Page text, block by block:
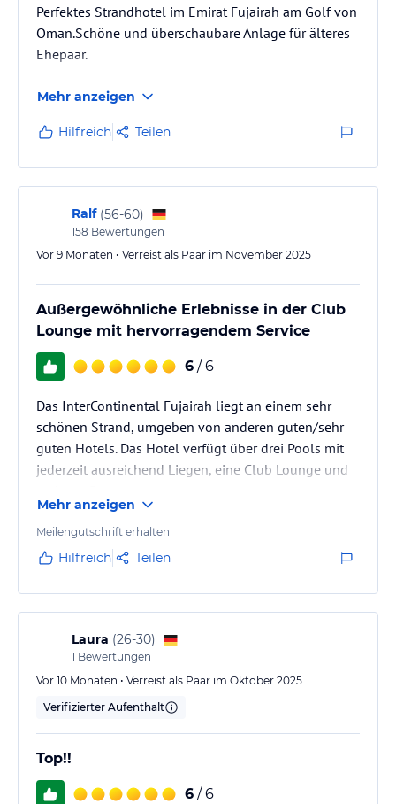
Perfektes Strandhotel im Emirat Fujairah am Golf von
Oman.Schöne und überschaubare Anlage für älteres
Ehepaar.
Mehr anzeigen
Hilfreich Teilen
Ralf (56-60)
158 Bewertungen
Vor 9 Monaten • Verreist als Paar im November 2025
Außergewöhnliche Erlebnisse in der Club
Lounge mit hervorragendem Service
6 / 6
Das InterContinental Fujairah liegt an einem sehr
schönen Strand, umgeben von anderen guten/sehr
guten Hotels. Das Hotel verfügt über drei Pools mit
jederzeit ausreichend Liegen, eine Club Lounge und
Mehr anzeigen
Meilengutschrift erhalten
Hilfreich Teilen
Laura (26-30)
1 Bewertungen
Vor 10 Monaten • Verreist als Paar im Oktober 2025
Verifizierter Aufenthalt
Top!!
6 / 6